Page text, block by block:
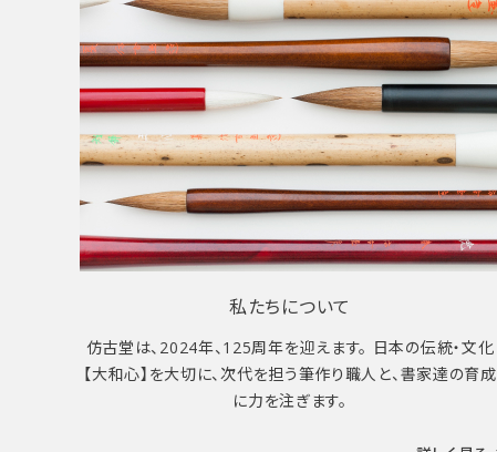
私たちについて
仿古堂は、2024年、125周年を迎えます。 日本の伝統・文化
【大和心】を大切に、次代を担う筆作り職人と、書家達の育成
に力を注ぎます。